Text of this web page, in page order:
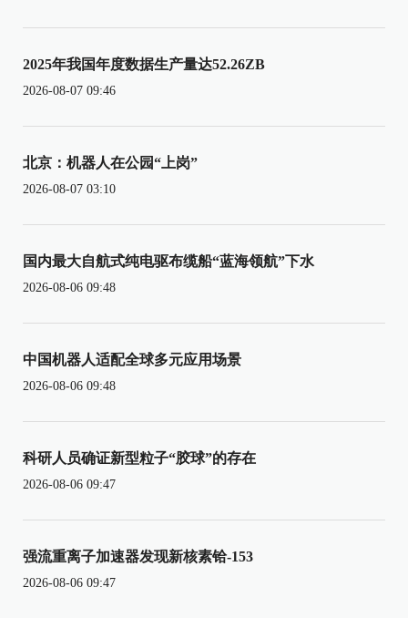
2025年我国年度数据生产量达52.26ZB
2026-08-07 09:46
北京：机器人在公园“上岗”
2026-08-07 03:10
国内最大自航式纯电驱布缆船“蓝海领航”下水
2026-08-06 09:48
中国机器人适配全球多元应用场景
2026-08-06 09:48
科研人员确证新型粒子“胶球”的存在
2026-08-06 09:47
强流重离子加速器发现新核素铪-153
2026-08-06 09:47